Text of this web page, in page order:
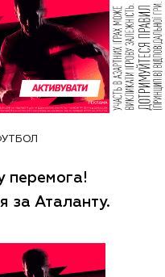
перемога!
за Аталанту.